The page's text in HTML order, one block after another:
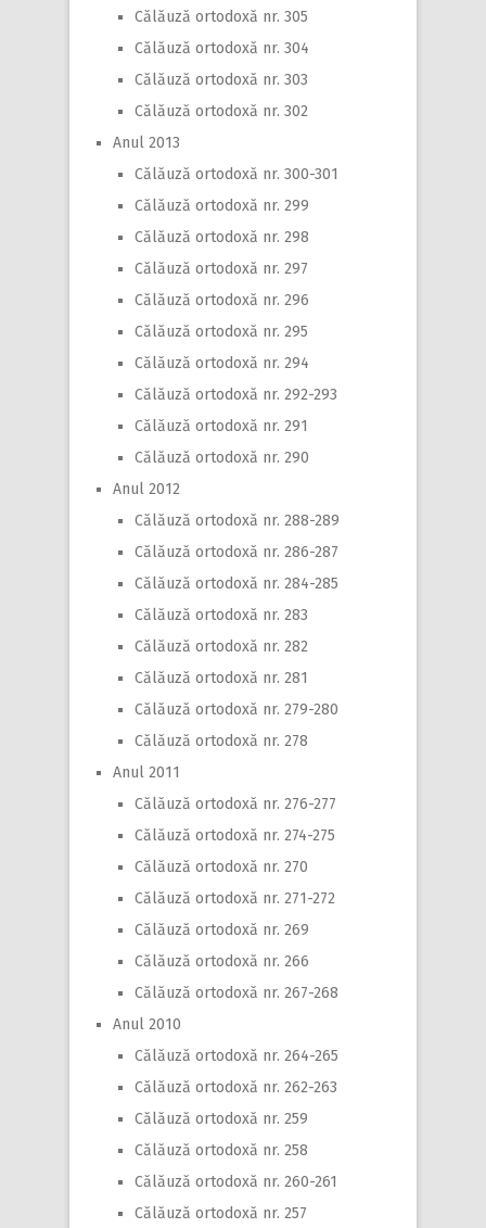
Călăuză ortodoxă nr. 305
Călăuză ortodoxă nr. 304
Călăuză ortodoxă nr. 303
Călăuză ortodoxă nr. 302
Anul 2013
Călăuză ortodoxă nr. 300-301
Călăuză ortodoxă nr. 299
Călăuză ortodoxă nr. 298
Călăuză ortodoxă nr. 297
Călăuză ortodoxă nr. 296
Călăuză ortodoxă nr. 295
Călăuză ortodoxă nr. 294
Călăuză ortodoxă nr. 292-293
Călăuză ortodoxă nr. 291
Călăuză ortodoxă nr. 290
Anul 2012
Călăuză ortodoxă nr. 288-289
Călăuză ortodoxă nr. 286-287
Călăuză ortodoxă nr. 284-285
Călăuză ortodoxă nr. 283
Călăuză ortodoxă nr. 282
Călăuză ortodoxă nr. 281
Călăuză ortodoxă nr. 279-280
Călăuză ortodoxă nr. 278
Anul 2011
Călăuză ortodoxă nr. 276-277
Călăuză ortodoxă nr. 274-275
Călăuză ortodoxă nr. 270
Călăuză ortodoxă nr. 271-272
Călăuză ortodoxă nr. 269
Călăuză ortodoxă nr. 266
Călăuză ortodoxă nr. 267-268
Anul 2010
Călăuză ortodoxă nr. 264-265
Călăuză ortodoxă nr. 262-263
Călăuză ortodoxă nr. 259
Călăuză ortodoxă nr. 258
Călăuză ortodoxă nr. 260-261
Călăuză ortodoxă nr. 257